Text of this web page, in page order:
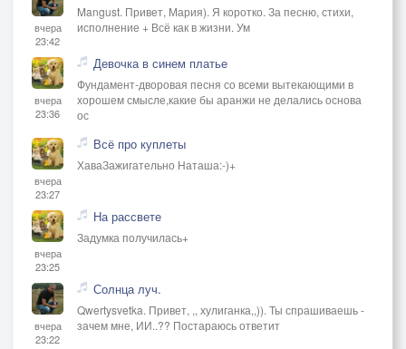
вчера
23:42
Mangust. Привет, Мария). Я коротко. За песню, стихи,
исполнение + Всё как в жизни. Ум
вчера
23:36
Девочка в синем платье
Фундамент-дворовая песня со всеми вытекающими в
хорошем смысле,какие бы аранжи не делались основа
ос
вчера
23:27
Всё про куплеты
ХаваЗажигательно Наташа:-)+
вчера
23:25
На рассвете
Задумка получилась+
вчера
23:22
Солнца луч.
Qwertysvetka. Привет, ,, хулиганка,,)). Ты спрашиваешь -
зачем мне, ИИ..?? Постараюсь ответит